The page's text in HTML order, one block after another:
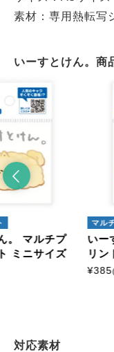
素材：専用熱転写
いーすとけん。商
。 マルチプ
ミニサイズ
マル
いー
リン
¥385
対応素材